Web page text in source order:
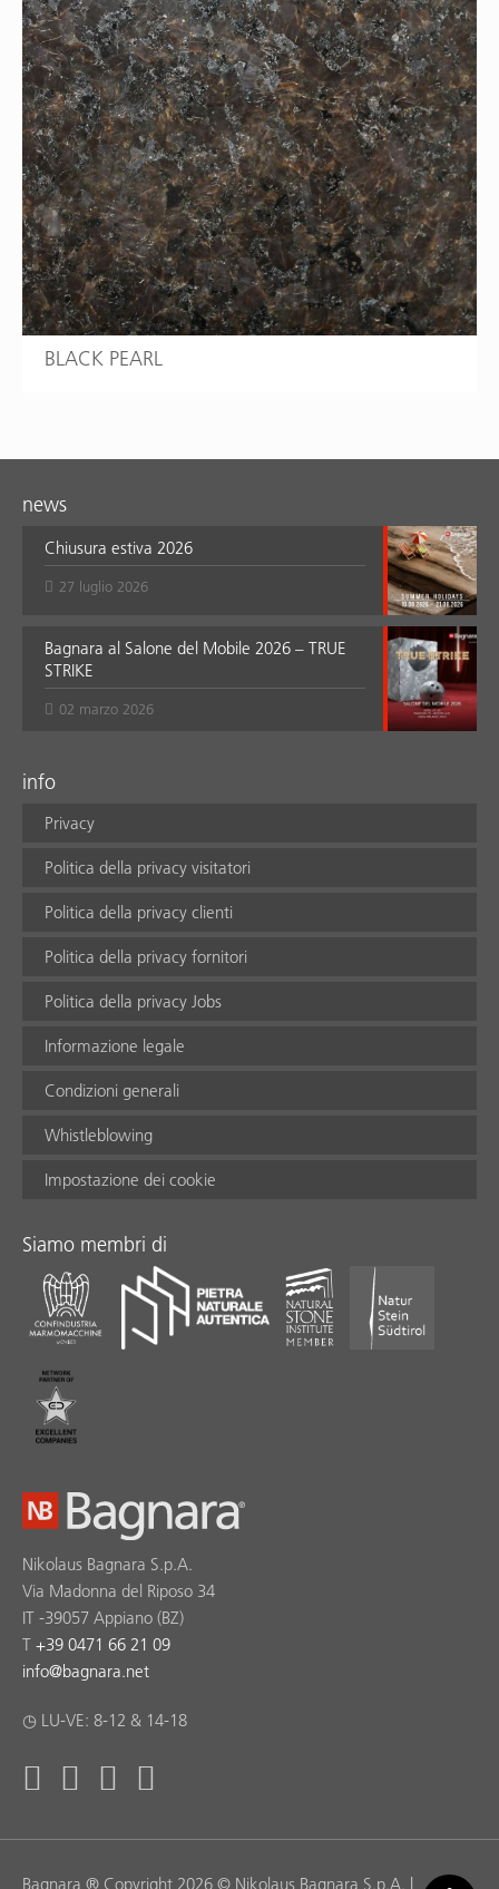
BLACK PEARL
news
Chiusura estiva 2026
27 luglio 2026
Bagnara al Salone del Mobile 2026 – TRUE
STRIKE
02 marzo 2026
info
Privacy
Politica della privacy visitatori
Politica della privacy clienti
Politica della privacy fornitori
Politica della privacy Jobs
Informazione legale
Condizioni generali
Whistleblowing
Impostazione dei cookie
Siamo membri di
Nikolaus Bagnara S.p.A.
Via Madonna del Riposo 34
IT -39057 Appiano (BZ)
T +39 0471 66 21 09
info@bagnara.net
◷ LU-VE: 8-12 & 14-18
Bagnara ® Copyright 2026 © Nikolaus Bagnara S.p.A. |